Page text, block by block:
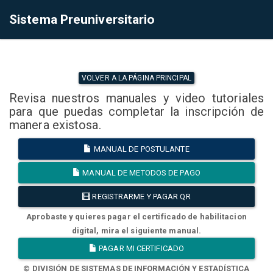
Sistema Preuniversitario
VOLVER A LA PÁGINA PRINCIPAL
Revisa nuestros manuales y video tutoriales
para que puedas completar la inscripción de
manera existosa.
MANUAL DE POSTULANTE
MANUAL DE METODOS DE PAGO
REGISTRARME Y PAGAR QR
Aprobaste y quieres pagar el certificado de habilitacion
digital, mira el siguiente manual.
PAGAR MI CERTIFICADO
© DIVISIÓN DE SISTEMAS DE INFORMACIÓN Y ESTADÍSTICA